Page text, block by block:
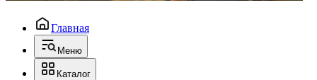
Главная
Меню
Каталог